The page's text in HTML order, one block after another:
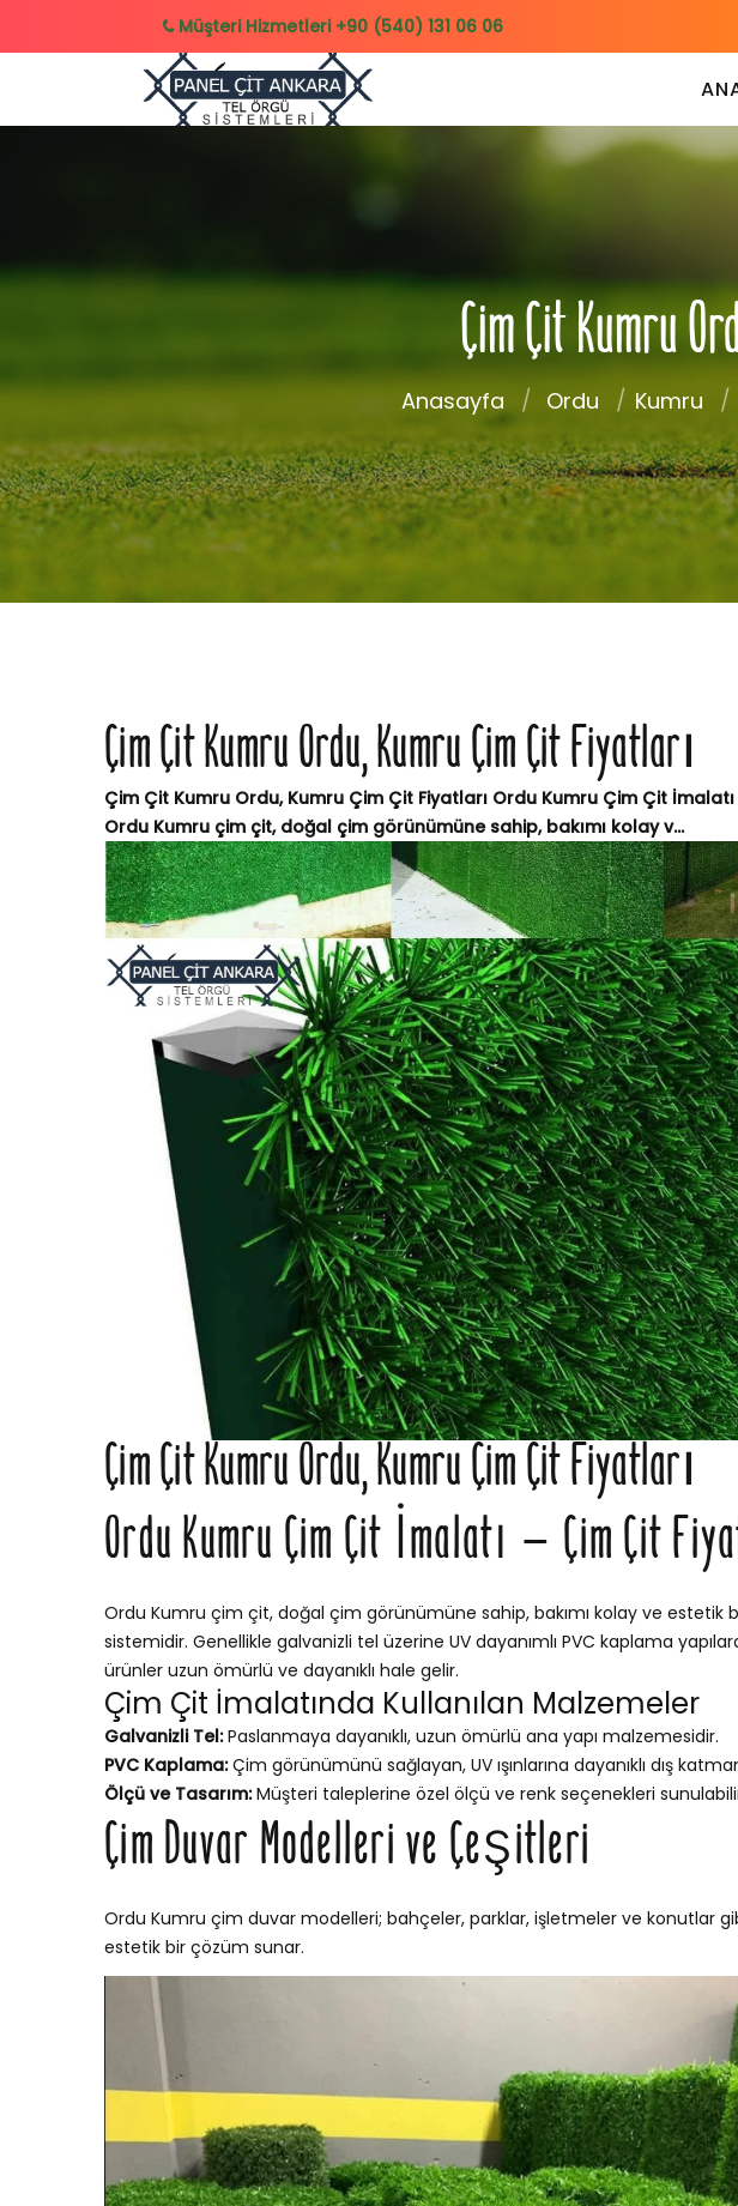
Müşteri Hizmetleri +90 (540) 131 06 06
Çim Çit Kumru
Anasayfa Ordu Kumru
Çim Çit Kumru Ordu, Kumru Çim Çit Fiyatları
Çim Çit Kumru Ordu, Kumru Çim Çit Fiyatları Ordu Kumru Çim Çit
Ordu Kumru çim çit, doğal çim görünümüne sahip, bakımı kolay v...
Çim Çit Kumru Ordu, Kumru Çim Çit Fiyatları
Ordu Kumru Çim Çit İmalatı – Çim Çit
Ordu Kumru çim çit, doğal çim görünümüne sahip, bakımı kolay ve estetik
sistemidir. Genellikle galvanizli tel üzerine UV dayanımlı PVC kaplama
ürünler uzun ömürlü ve dayanıklı hale gelir.
Çim Çit İmalatında Kullanılan Malzemeler
Galvanizli Tel:Paslanmaya dayanıklı, uzun ömürlü ana yapı malzemesidir.
PVC Kaplama:Çim görünümünü sağlayan, UV ışınlarına dayanıklı dış
Ölçü ve Tasarım:Müşteri taleplerine özel ölçü ve renk seçenekleri
Çim Duvar Modelleri ve Çeşitleri
Ordu Kumru çim duvar modelleri; bahçeler, parklar, işletmeler ve konutlar
estetik bir çözüm sunar.